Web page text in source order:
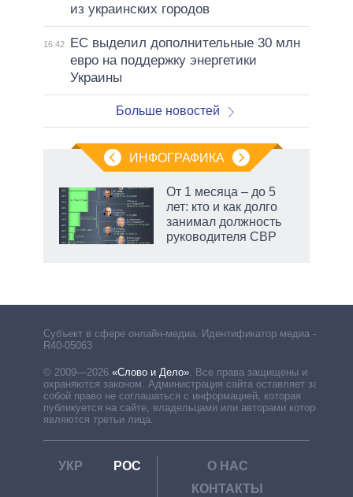
из украинских городов
16:42
ЕС выделил дополнительные 30 млн
евро на поддержку энергетики
Украины
Больше новостей
ИНФОГРАФИКА
От 1 месяца – до 5
лет: кто и как долго
занимал должность
руководителя СВР
Субъект в сфере онлайн-медиа. Идентификатор медиа –
R40-05063
© 2009—2026 «Слово и Дело» Все права защищены и
охраняются законом. Администрация сайта оставляет за
собой право не соглашаться с информацией, которая
публикуется на сайте, владельцами или авторами которой
являются третьи лица.
УКР РОС
О НАС
КОНТАКТЫ